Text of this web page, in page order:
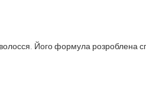
Його формула розроблена